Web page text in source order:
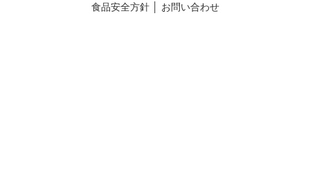
食品安全方針│ お問い合わせ